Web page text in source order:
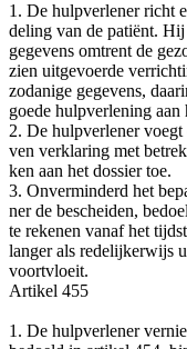
1. De hulp­ver­le­ner richt
de­ling van de pati­ënt.
gege­vens omtrent de
zien uit­ge­voer­de
zoda­ni­ge gege­vens,
goe­de hulp­ver­le­ning
2. De hulp­ver­le­ner
ven ver­kla­ring met
ken aan het dos­sier toe.
3. Onver­min­derd het
ner de beschei­den,
te reke­nen van­af het
lan­ger als rede­lij­ker­wijs
voortvloeit.
Arti­kel 455
1. De hulp­ver­le­ner